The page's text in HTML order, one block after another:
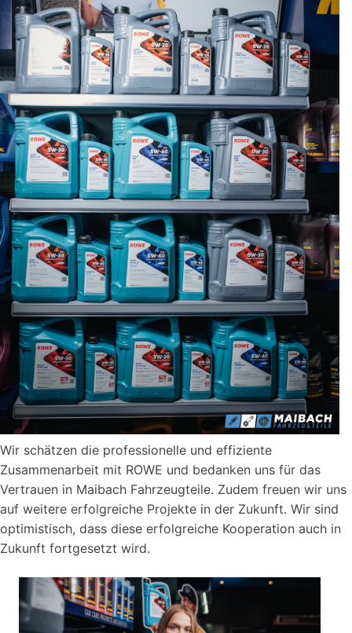
Wir schätzen die professionelle und effiziente
Zusammenarbeit mit ROWE und bedanken uns für das
Vertrauen in Maibach Fahrzeugteile. Zudem freuen wir uns
auf weitere erfolgreiche Projekte in der Zukunft. Wir sind
optimistisch, dass diese erfolgreiche Kooperation auch in
Zukunft fortgesetzt wird.